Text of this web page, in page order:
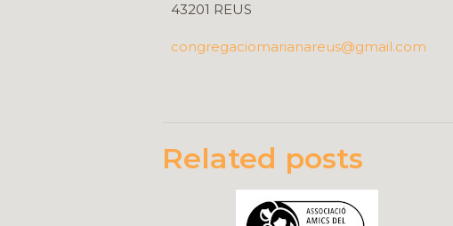
43201 REUS
congregaciomarianareus@gmail.com
Related posts